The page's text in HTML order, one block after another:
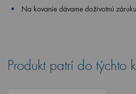
Na kovanie dávame doživotnú
Produkt patrí do týchto